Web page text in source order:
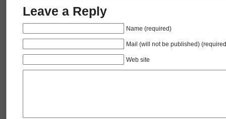
Leave a Reply
Name (required)
Mail (will not be published)
Web site